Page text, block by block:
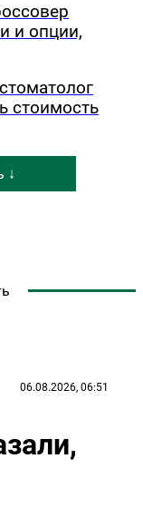
и опции,
стоимость
↓
06.08.2026, 06:51